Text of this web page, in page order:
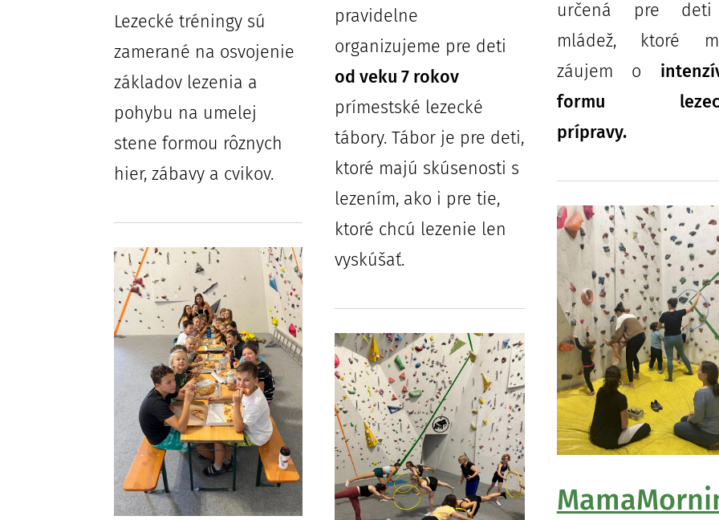
Lezecké tréningy sú
zamerané na osvojenie
základov lezenia a
pohybu na umelej
stene formou rôznych
hier, zábavy a cvikov.
pravidelne
organizujeme pre deti
od veku 7 rokov
prímestské lezecké
tábory. Tábor je pre deti,
ktoré majú skúsenosti s
lezením, ako i pre tie,
ktoré chcú lezenie len
vyskúšať.
určená pre
mládež, ktoré
záujem o
formu
prípravy.